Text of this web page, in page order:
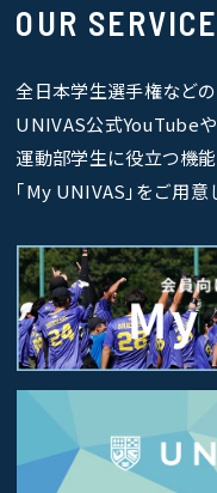
OUR SERVICE
全日本学生選手権など
UNIVAS公式YouTubeや
運動部学生に役立つ機
｢My UNIVAS｣をご用意